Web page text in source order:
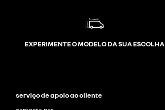
EXPERIMENTE O MODELO DA SUA ESCOLHA
serviço de apoio ao cliente